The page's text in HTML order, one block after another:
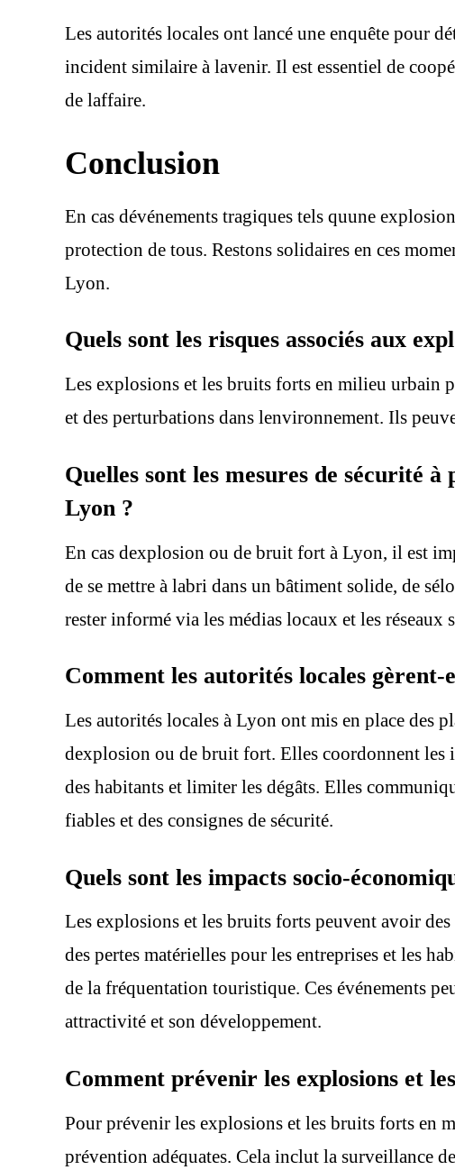
Les autorités locales ont lancé une enquête pour
incident similaire à lavenir. Il est essentiel de
de laffaire.
Conclusion
En cas dévénements tragiques tels quune
protection de tous. Restons solidaires en ces
Lyon.
Quels sont les risques associés aux
Les explosions et les bruits forts en milieu urbain
et des perturbations dans lenvironnement. Ils
Quelles sont les mesures de sécurité
Lyon ?
En cas dexplosion ou de bruit fort à Lyon, il est
de se mettre à labri dans un bâtiment solide, de
rester informé via les médias locaux et les
Comment les autorités locales
Les autorités locales à Lyon ont mis en place des
dexplosion ou de bruit fort. Elles coordonnent les
des habitants et limiter les dégâts. Elles
fiables et des consignes de sécurité.
Quels sont les impacts socio-
Les explosions et les bruits forts peuvent avoir
des pertes matérielles pour les entreprises et les
de la fréquentation touristique. Ces événements
attractivité et son développement.
Comment prévenir les explosions et
Pour prévenir les explosions et les bruits forts en
prévention adéquates. Cela inclut la surveillance